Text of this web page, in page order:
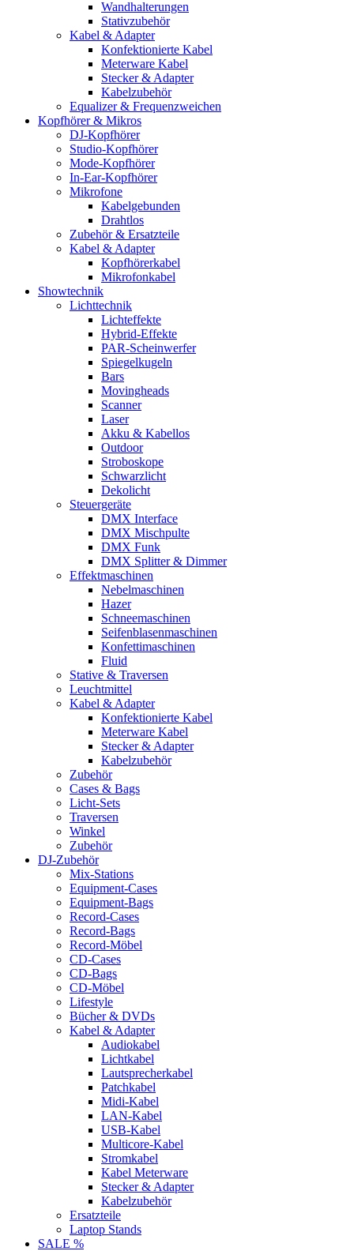
Wandhalterungen
Stativzubehör
Kabel & Adapter
Konfektionierte Kabel
Meterware Kabel
Stecker & Adapter
Kabelzubehör
Equalizer & Frequenzweichen
Kopfhörer & Mikros
DJ-Kopfhörer
Studio-Kopfhörer
Mode-Kopfhörer
In-Ear-Kopfhörer
Mikrofone
Kabelgebunden
Drahtlos
Zubehör & Ersatzteile
Kabel & Adapter
Kopfhörerkabel
Mikrofonkabel
Showtechnik
Lichttechnik
Lichteffekte
Hybrid-Effekte
PAR-Scheinwerfer
Spiegelkugeln
Bars
Movingheads
Scanner
Laser
Akku & Kabellos
Outdoor
Stroboskope
Schwarzlicht
Dekolicht
Steuergeräte
DMX Interface
DMX Mischpulte
DMX Funk
DMX Splitter & Dimmer
Effektmaschinen
Nebelmaschinen
Hazer
Schneemaschinen
Seifenblasenmaschinen
Konfettimaschinen
Fluid
Stative & Traversen
Leuchtmittel
Kabel & Adapter
Konfektionierte Kabel
Meterware Kabel
Stecker & Adapter
Kabelzubehör
Zubehör
Cases & Bags
Licht-Sets
Traversen
Winkel
Zubehör
DJ-Zubehör
Mix-Stations
Equipment-Cases
Equipment-Bags
Record-Cases
Record-Bags
Record-Möbel
CD-Cases
CD-Bags
CD-Möbel
Lifestyle
Bücher & DVDs
Kabel & Adapter
Audiokabel
Lichtkabel
Lautsprecherkabel
Patchkabel
Midi-Kabel
LAN-Kabel
USB-Kabel
Multicore-Kabel
Stromkabel
Kabel Meterware
Stecker & Adapter
Kabelzubehör
Ersatzteile
Laptop Stands
SALE %